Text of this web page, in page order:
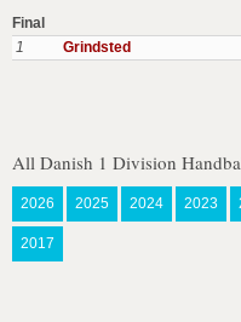
Final
1
Grindsted
All Danish 1 Division
2026 2025 2024 2023
2017